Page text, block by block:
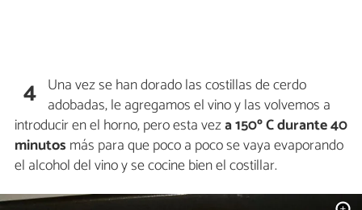
4 Una vez se han dorado las costillas de cerdo
adobadas, le agregamos el vino y las volvemos a
introducir en el horno, pero esta veza 150º C durante 40
minutos más para que poco a poco se vaya evaporando
el alcohol del vino y se cocine bien el costillar.